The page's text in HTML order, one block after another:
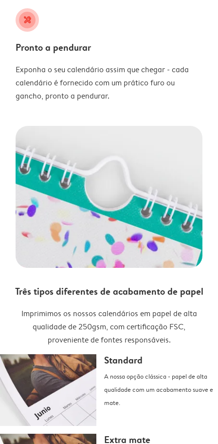
tools
Pronto a pendurar
Exponha o seu calendário assim que chegar - cada
calendário é fornecido com um prático furo ou
gancho, pronto a pendurar.
Três tipos diferentes de acabamento de papel
Imprimimos os nossos calendários em papel de alta
qualidade de 250gsm, com certificação FSC,
proveniente de fontes responsáveis.
Standard
A nossa opção clássica - papel de alta
qualidade com um acabamento suave e
mate.
Extra mate